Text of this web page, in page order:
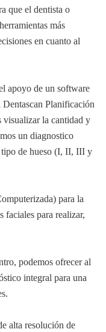
que el dentista o
más
en cuanto al
apoyo de un software
Dentascan Planificación
visualizar la cantidad y
un diagnostico
tipo de hueso (I, II, III y
para la
faciales para realizar,
podemos ofrecer al
integral para una
alta resolución de